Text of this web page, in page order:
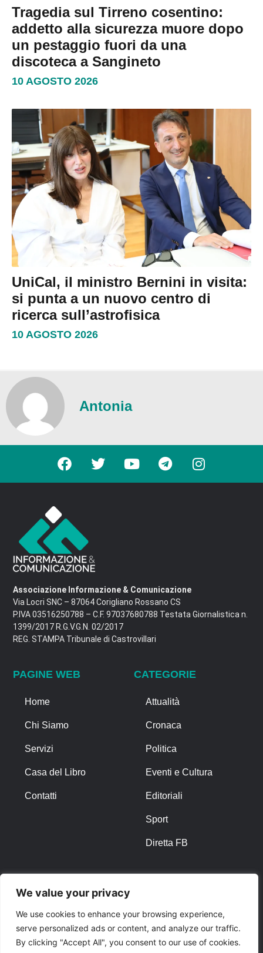
We value your privacy
We use cookies to enhance your browsing experience,
serve personalized ads or content, and analyze our traffic.
By clicking "Accept All", you consent to our use of cookies.
Tragedia sul Tirreno cosentino:
addetto alla sicurezza muore dopo
un pestaggio fuori da una
discoteca a Sangineto
10 AGOSTO 2026
UniCal, il ministro Bernini in visita:
si punta a un nuovo centro di
ricerca sull’astrofisica
10 AGOSTO 2026
Antonia
Associazione Informazione & Comunicazione
Via Locri SNC – 87064 Corigliano Rossano CS
P.IVA 03516250788 – C.F. 97037680788 Testata Giornalistica n.
1399/2017 R.G.V.G.N. 02/2017
REG. STAMPA Tribunale di Castrovillari
PAGINE WEB
Home
Chi Siamo
Servizi
Casa del Libro
Contatti
CATEGORIE
Attualità
Cronaca
Politica
Eventi e Cultura
Editoriali
Sport
Diretta FB
Privacy Policy